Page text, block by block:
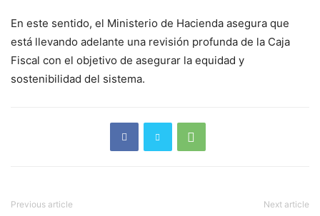
En este sentido, el Ministerio de Hacienda asegura que
está llevando adelante una revisión profunda de la Caja
Fiscal con el objetivo de asegurar la equidad y
sostenibilidad del sistema.
Previous article Next article